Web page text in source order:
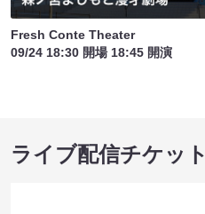
Fresh Conte Theater
09/24 18:30 開場 18:45 開演
ライブ配信チケット